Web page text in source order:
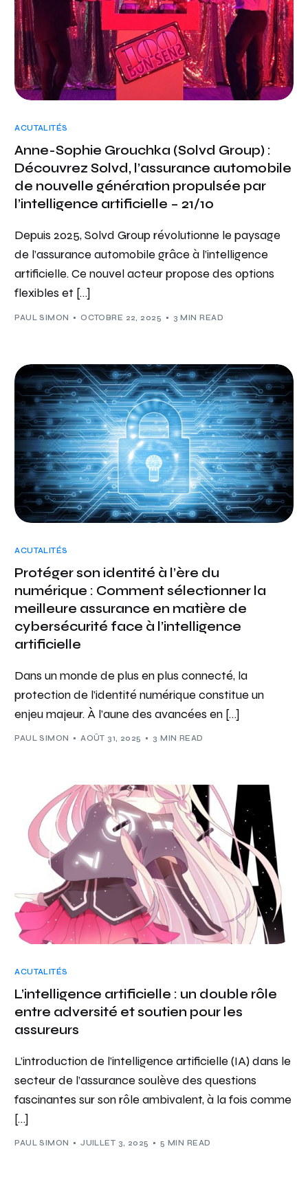
ACUTALITÉS
Anne-Sophie Grouchka (Solvd Group) :
Découvrez Solvd, l’assurance automobile
de nouvelle génération propulsée par
l’intelligence artificielle – 21/10
Depuis 2025, Solvd Group révolutionne le paysage
de l’assurance automobile grâce à l’intelligence
artificielle. Ce nouvel acteur propose des options
flexibles et […]
PAUL SIMON OCTOBRE 22, 2025 3 MIN READ
ACUTALITÉS
Protéger son identité à l’ère du
numérique : Comment sélectionner la
meilleure assurance en matière de
cybersécurité face à l’intelligence
artificielle
Dans un monde de plus en plus connecté, la
protection de l’identité numérique constitue un
enjeu majeur. À l’aune des avancées en […]
PAUL SIMON AOÛT 31, 2025 3 MIN READ
ACUTALITÉS
L’intelligence artificielle : un double rôle
entre adversité et soutien pour les
assureurs
L’introduction de l’intelligence artificielle (IA) dans le
secteur de l’assurance soulève des questions
fascinantes sur son rôle ambivalent, à la fois comme
[…]
PAUL SIMON JUILLET 3, 2025 5 MIN READ